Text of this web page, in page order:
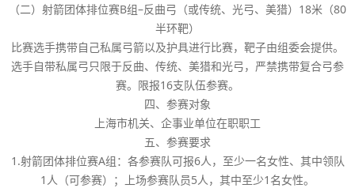
（二）射箭团体排位赛B组–反曲弓（或传统、光弓、美猎）18米（80
半环靶）
比赛选手携带自己私属弓箭以及护具进行比赛，靶子由组委会提供。
选手自带私属弓只限于反曲、传统、美猎和光弓，严禁携带复合弓参
赛。限报16支队伍参赛。
四、参赛对象
上海市机关、企事业单位在职职工
五、参赛要求
1.射箭团体排位赛A组：各参赛队可报6人，至少一名女性、其中领队
1人（可参赛）；上场参赛队员5人，其中至少1名女性。